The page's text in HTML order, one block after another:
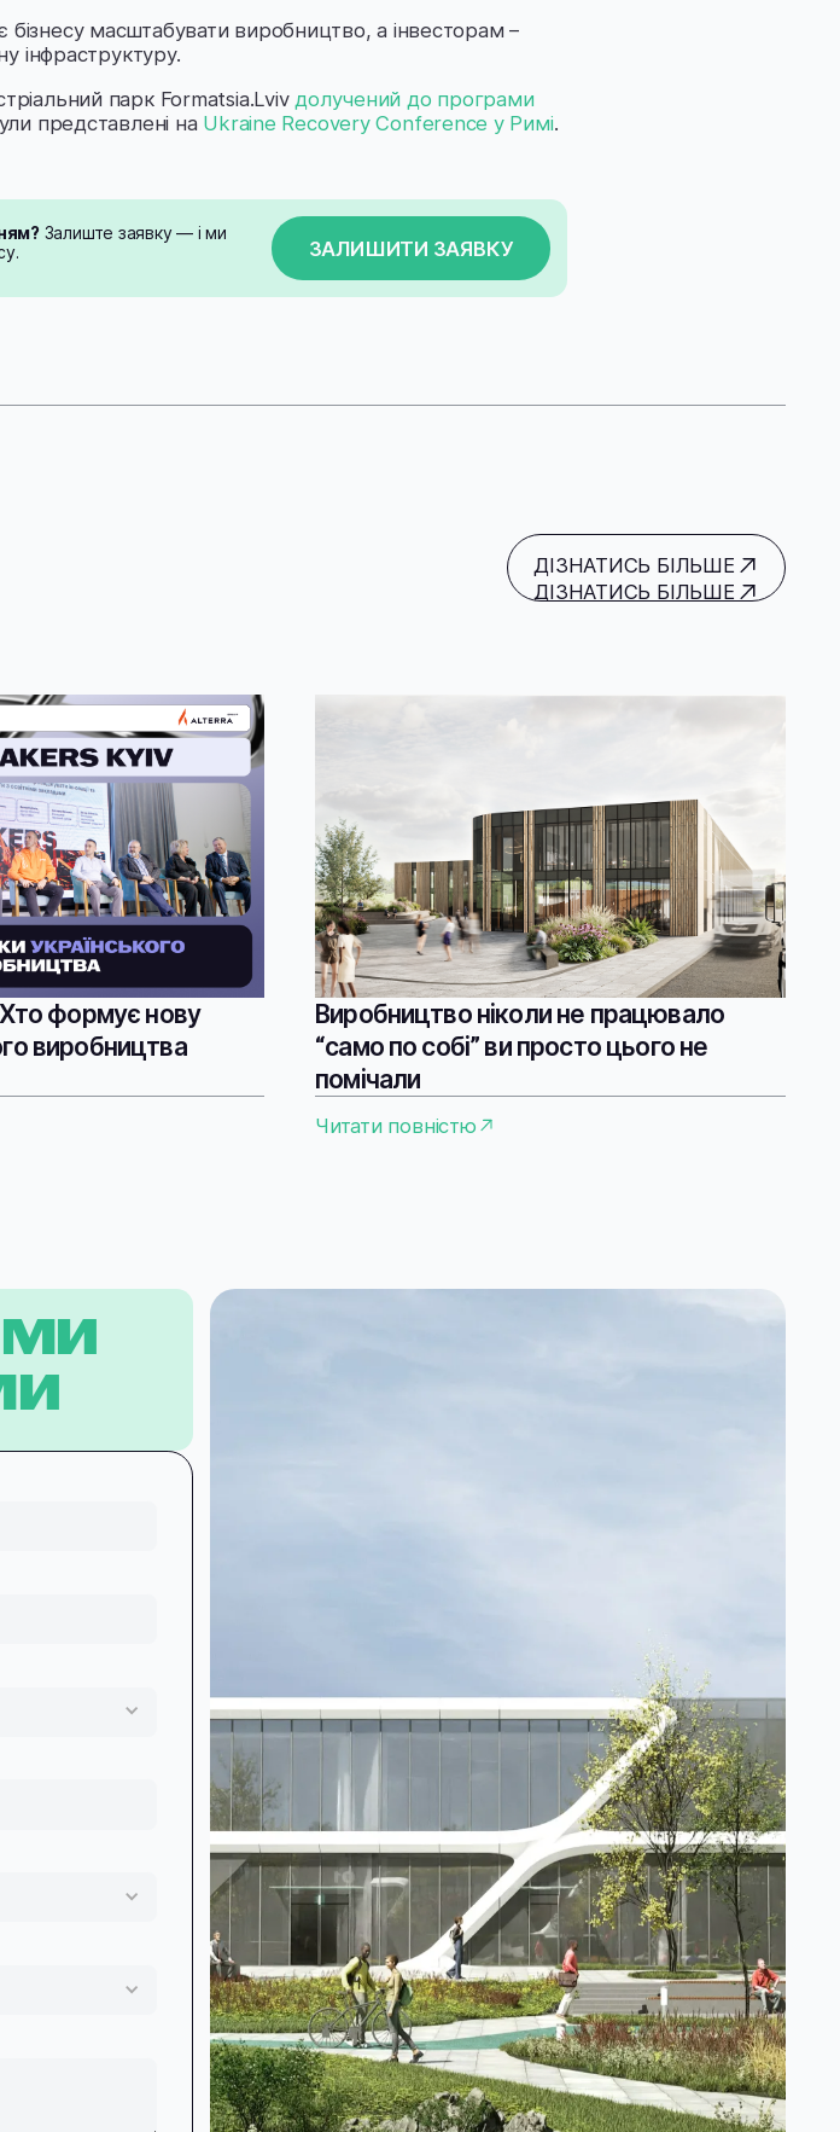
масштабувати виробництво, а інвесторам –
інфраструктуру.
парк Formatsia.Lviv долучений до програми
представлені на Ukraine Recovery Conference у Римі.
Залиште заявку — і ми
ЗАЛИШИТИ ЗАЯВКУ
ДІЗНАТИСЬ БІЛЬШЕ
ДІЗНАТИСЬ БІЛЬШЕ
формує нову
виробництва
Виробництво ніколи не працювало
“само по собі” ви просто цього не
помічали
Читати повністю